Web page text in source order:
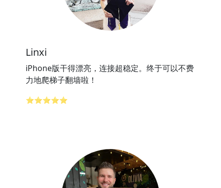
Linxi
iPhone版干得漂亮，连接超稳定。终于可以不费
力地爬梯子翻墙啦！
⭐⭐⭐⭐⭐